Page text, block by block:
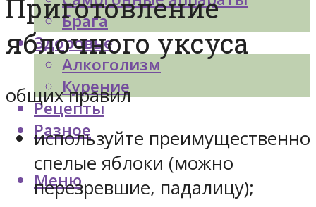
Брага
Здоровье
Алкоголизм
Курение
Рецепты
Разное
Меню
Приготовление
яблочного уксуса
общих правил
используйте преимущественно
спелые яблоки (можно
перезревшие, падалицу);